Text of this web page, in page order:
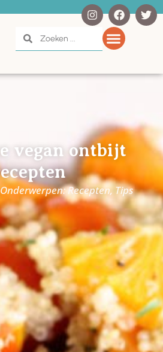
vegan ontbijt
Onderwerpen:Recepten, Tips